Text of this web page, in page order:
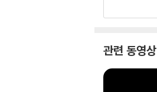
관련 동영상